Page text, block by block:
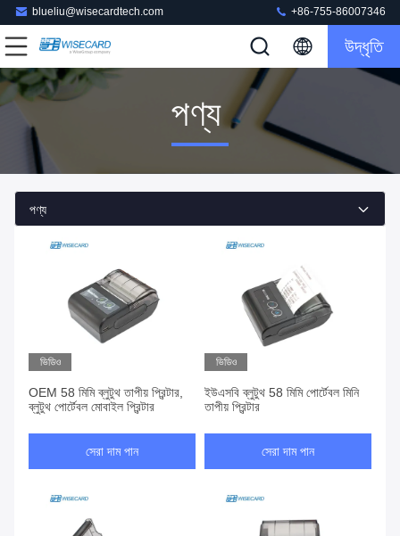
blueliu@wisecardtech.com +86-755-86007346
উদ্ধৃতি
পণ্য
পণ্য
ভিডিও
OEM 58 মিমি ব্লুটুথ তাপীয় প্রিন্টার,
ব্লুটুথ পোর্টেবল মোবাইল প্রিন্টার
সেরা দাম পান
ভিডিও
ইউএসবি ব্লুটুথ 58 মিমি পোর্টেবল মিনি
তাপীয় প্রিন্টার
সেরা দাম পান